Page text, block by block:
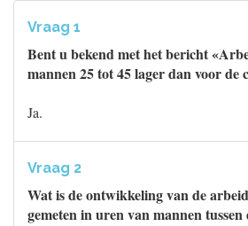
Vraag 1
Bent u bekend met het bericht
mannen 25 tot 45 lager dan voor de
Ja.
Vraag 2
Wat is de ontwikkeling van de
gemeten in uren van mannen tussen